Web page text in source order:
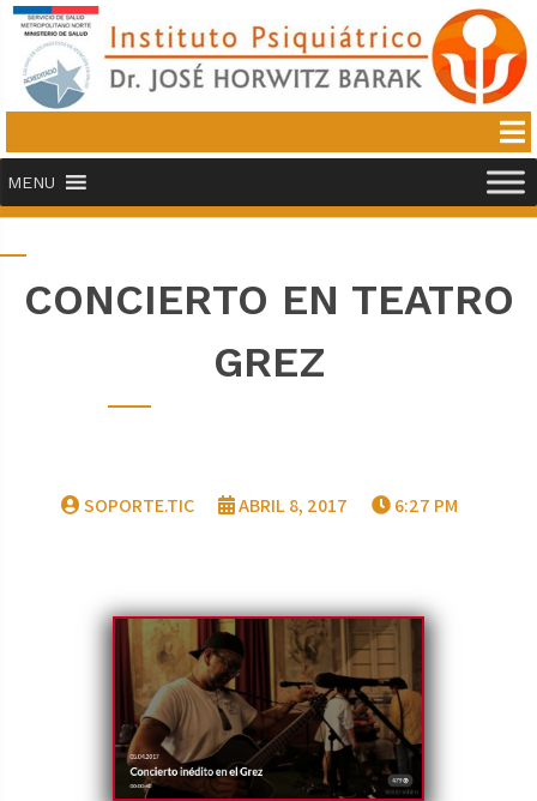
MENU
CONCIERTO EN TEATRO
GREZ
SOPORTE.TIC ABRIL 8, 2017 6:27 PM